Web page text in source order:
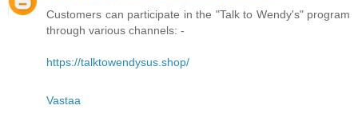
Customers can participate in the "Talk to Wendy's" program
through various channels: -
https://talktowendysus.shop/
Vastaa